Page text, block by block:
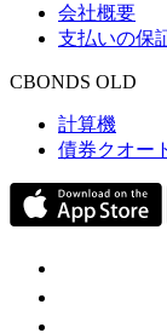
会社概要
支払いの保
CBONDS OLD
計算機
債券クオー